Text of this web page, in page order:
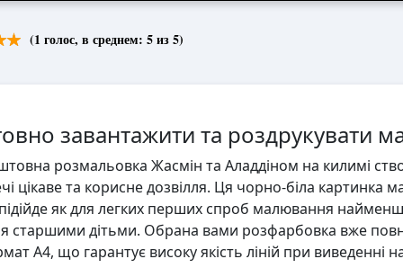
(1 голос, в среднем: 5из 5)
завантажити та роздрукувати
розмальовка Жасмін та Аладдіном на килимі
цікаве та корисне дозвілля. Ця чорно-біла картинка
як для легких перших спроб малювання
старшими дітьми. Обрана вами розфарбовка вже
А4, що гарантує високу якість ліній при виведенні